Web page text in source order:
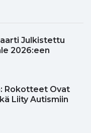
Julkistettu
2026:een
Rokotteet Ovat
Liity Autismiin